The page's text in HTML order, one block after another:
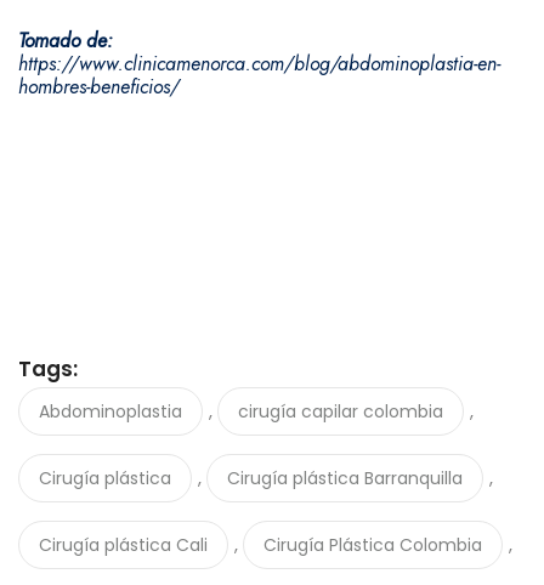
Tomado de:
https://www.clinicamenorca.com/blog/abdominoplastia-en-
hombres-beneficios/
Tags:
Abdominoplastia , cirugía capilar colombia ,
Cirugía plástica , Cirugía plástica Barranquilla ,
Cirugía plástica Cali , Cirugía Plástica Colombia ,